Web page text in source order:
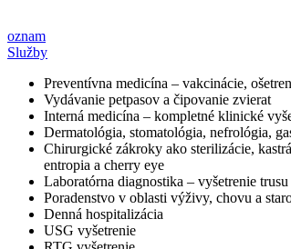
oznam
Služby
Preventívna medicína – vakcinácie,
Vydávanie petpasov a čipovanie zvierat
Interná medicína – kompletné klinické
Dermatológia, stomatológia, nefrológia,
Chirurgické zákroky ako sterilizácie,
entropia a cherry eye
Laboratórna diagnostika – vyšetrenie
Poradenstvo v oblasti výživy, chovu a
Denná hospitalizácia
USG vyšetrenie